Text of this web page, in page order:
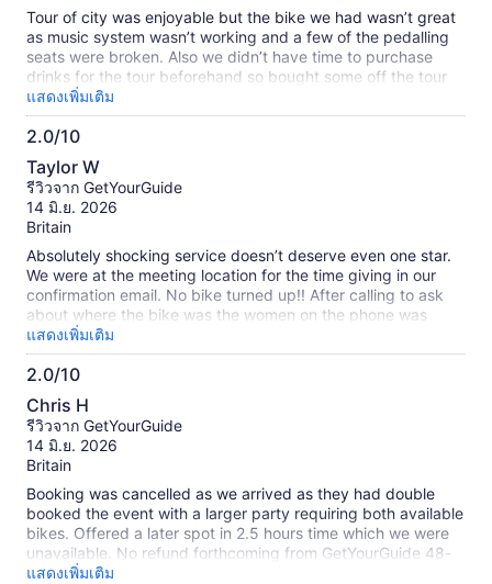
Tour of city was enjoyable but the bike we had wasn’t great
as music system wasn’t working and a few of the pedalling
seats were broken. Also we didn’t have time to purchase
drinks for the tour beforehand so bought some off the tour
operator and were then charged £8 per can at the end of
tour which we felt was excessive. My advice would be to
ensure that you take your own drinks on tour to save a few £
แสดงเพิ่มเติม
2.0/10
2.0
จาก
10
Taylor W
รีวิวจาก GetYourGuide
14 มิ.ย. 2026
Britain
Absolutely shocking service doesn’t deserve even one star.
We were at the meeting location for the time giving in our
confirmation email. No bike turned up!! After calling to ask
about where the bike was the women on the phone was
extremely rude and not helpful at all. No apology was given
instead just a mouth full of cheek and rude remarks. No one
had answered any of the emails sent and no refund has been
แสดงเพิ่มเติม
2.0/10
2.0
จาก
10
Chris H
รีวิวจาก GetYourGuide
14 มิ.ย. 2026
Britain
Booking was cancelled as we arrived as they had double
booked the event with a larger party requiring both available
bikes. Offered a later spot in 2.5 hours time which we were
unavailable. No refund forthcoming from GetYourGuide 48-
hours later
แสดงเพิ่มเติม